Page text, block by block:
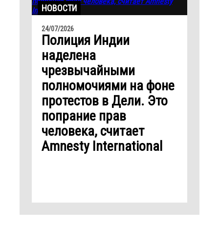
НОВОСТИ
24/07/2026
Полиция Индии
наделена
чрезвычайными
полномочиями на фоне
протестов в Дели. Это
попрание прав
человека, считает
Amnesty International